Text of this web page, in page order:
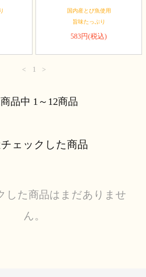
国内産とび魚使用
旨味たっぷり
583円(税込)
< 1 >
品中 1～12商品
ェックした商品
した商品はまだありませ
ん。